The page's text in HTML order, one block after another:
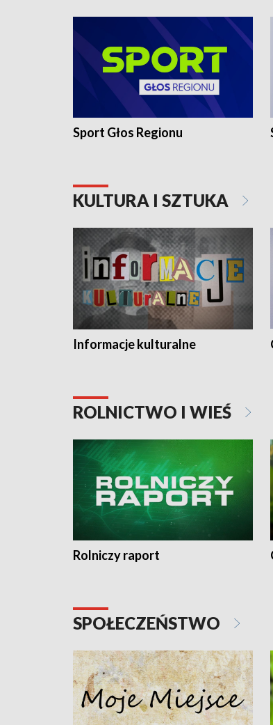
Sport Głos Regionu
KULTURA I SZTUKA
Informacje kulturalne
ROLNICTWO I WIEŚ
Rolniczy raport
SPOŁECZEŃSTWO